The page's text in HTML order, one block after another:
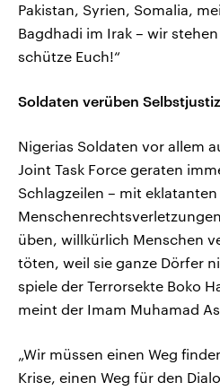
Pakistan, Syrien, Somalia,
Bagdhadi im Irak – wir
schütze Euch!“
Soldaten verüben Selbstjustiz
Nigerias Soldaten vor allem
Joint Task Force geraten
Schlagzeilen – mit eklatanten
üben, willkürlich Menschen
töten, weil sie ganze Dörfer
spiele der Terrorsekte Boko
meint der Imam Muhamad
„Wir müssen einen Weg
Krise, einen Weg für den